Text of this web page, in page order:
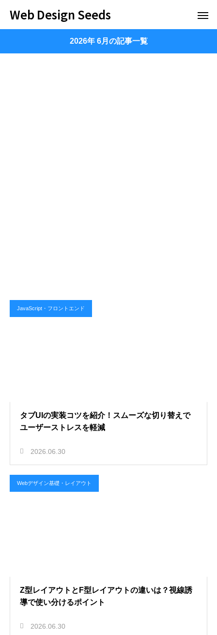
Web Design Seeds
2026年 6月の記事一覧
JavaScript・フロントエンド
タブUIの実装コツを紹介！スムーズな切り替えで
ユーザーストレスを軽減
2026.06.30
Webデザイン基礎・レイアウト
Z型レイアウトとF型レイアウトの違いは？視線誘
導で使い分けるポイント
2026.06.30